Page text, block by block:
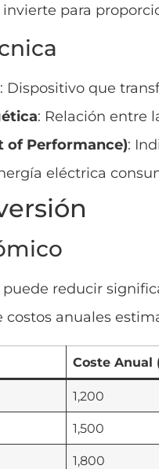
invierte para
: Dispositivo que
: Relación entre
of Performance):
eléctrica
reducir
anuales
Coste Anual
1,200
1,500
1,800